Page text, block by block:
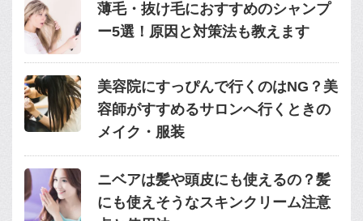
薄毛・抜け毛におすすめのシャンプ
ー5選！原因と対策法も教えます
美容院にすっぴんで行くのはNG？美
容師がすすめるサロンへ行くときの
メイク・服装
ニベアは髪や頭皮にも使えるの？髪
にも使えそうなスキンクリーム注意